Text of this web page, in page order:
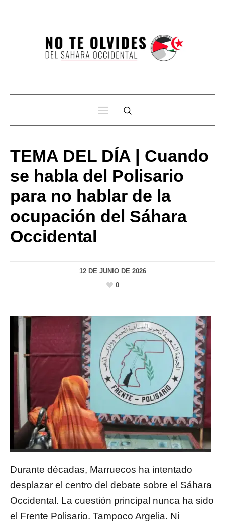
TEMA DEL DÍA | Cuando
se habla del Polisario
para no hablar de la
ocupación del Sáhara
Occidental
12 DE JUNIO DE 2026
0
Durante décadas, Marruecos ha intentado
desplazar el centro del debate sobre el Sáhara
Occidental. La cuestión principal nunca ha sido
el Frente Polisario. Tampoco Argelia. Ni